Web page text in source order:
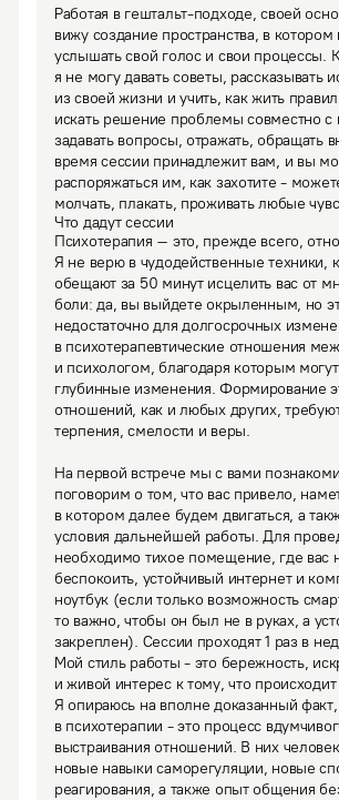
Работая в гештальт-подходе, своей
вижу создание пространства, в
услышать свой голос и свои процессы.
я не могу давать советы, рассказывать
из своей жизни и учить, как жить
искать решение проблемы совместно с
задавать вопросы, отражать, обращать
время сессии принадлежит вам, и вы
распоряжаться им, как захотите -
молчать, плакать, проживать любые
Что дадут сессии
Психотерапия – это, прежде всего,
Я не верю в чудодейственные техники,
обещают за 50 минут исцелить вас от
боли: да, вы выйдете окрыленным, но
недостаточно для долгосрочных
в психотерапевтические отношения
и психологом, благодаря которым
глубинные изменения. Формирование
отношений, как и любых других,
терпения, смелости и веры.
На первой встрече мы с вами
поговорим о том, что вас привело,
в котором далее будем двигаться, а
условия дальнейшей работы. Для
необходимо тихое помещение, где вас
беспокоить, устойчивый интернет и
ноутбук (если только возможность
то важно, чтобы он был не в руках, а
закреплен). Сессии проходят 1 раз в
Мой стиль работы - это бережность,
и живой интерес к тому, что
Я опираюсь на вполне доказанный
в психотерапии - это процесс
выстраивания отношений. В них
новые навыки саморегуляции, новые
реагирования, а также опыт общения